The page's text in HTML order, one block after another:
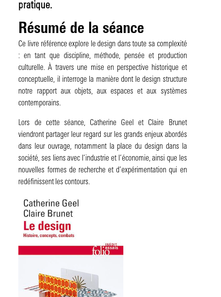
pratique.
Résumé de la séance
Ce livre référence explore le design dans toute sa complexité
: en tant que discipline, méthode, pensée et production
culturelle. À travers une mise en perspective historique et
conceptuelle, il interroge la manière dont le design structure
notre rapport aux objets, aux espaces et aux systèmes
contemporains.
Lors de cette séance, Catherine Geel et Claire Brunet
viendront partager leur regard sur les grands enjeux abordés
dans leur ouvrage, notamment la place du design dans la
société, ses liens avec l’industrie et l’économie, ainsi que les
nouvelles formes de recherche et d’expérimentation qui en
redéfinissent les contours.